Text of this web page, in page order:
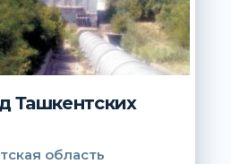
Ташкентских
область